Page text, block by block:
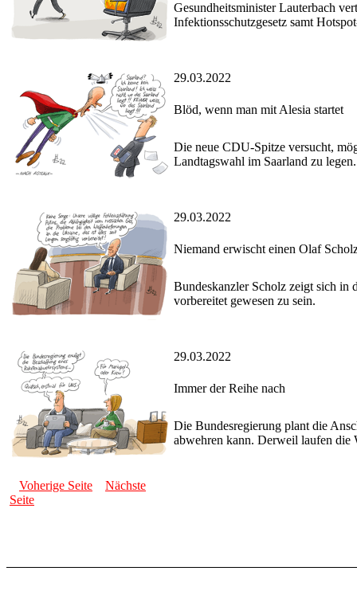
Gesundheitsminister Lauterbach
Infektionsschutzgesetz samt
29.03.2022
Blöd, wenn man mit Alesia startet
Die neue CDU-Spitze versucht,
Landtagswahl im Saarland zu legen.
29.03.2022
Niemand erwischt einen Olaf
Bundeskanzler Scholz zeigt sich
vorbereitet gewesen zu sein.
29.03.2022
Immer der Reihe nach
Die Bundesregierung plant die
abwehren kann. Derweil laufen die
Voherige Seite
Nächste
Seite